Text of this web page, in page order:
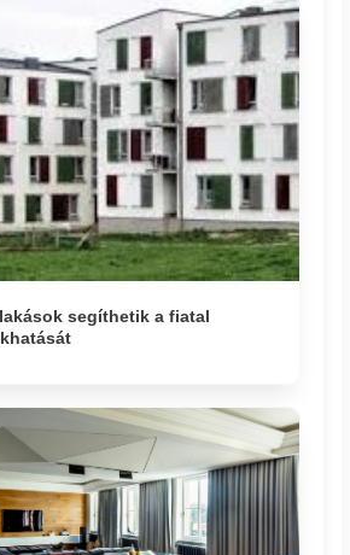
segíthetik a fiatal